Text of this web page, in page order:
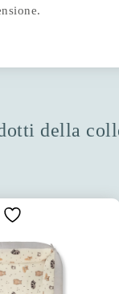
della